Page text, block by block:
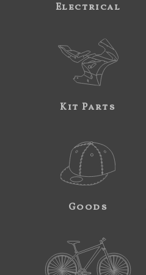
Electrical
Kit Parts
Goods